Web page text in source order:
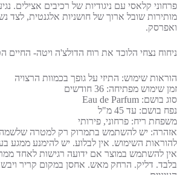
פרחוני קלאסי עם ניגודיות של רכיבים אצילים.
מותירות שובל ארוך של חושניות אלגנטית, לצד
ואפרסק.
ניחוח נצחי הלוכד את רוח הדולצ'ה ויטה- החיים
הוראות שימוש: התיזי על גופך בכמוות הרצויה
זמן שימוש מפתיחה: 36 חודשים
סוג בושם: Eau de Parfum
נפח בושם: עד 45 מ"ל
משפחת ריח: פרחוני, פירותי
אזהרה: יש להשתמש בתמרוק רק למטרה שלשמה
להוראות השימוש. אין לבלוע. יש להימנע ממגע
אין להשתמש במוצר אם ידועה רגישות לאחד
בלבד. דליק. הרחק מאש. אחסן במקום קריר